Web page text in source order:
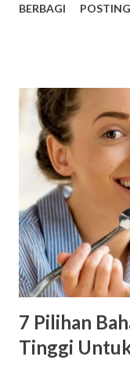
serius menggeluti
mudah
Sekolah yang
sekolah dengan
yang mahal.
kredibilitas yang
Hal ini perlu
penilaian yang
institusi pendidikan.
Kurikulum Pastikan
BERBAGI
7 Pilihan
Tinggi